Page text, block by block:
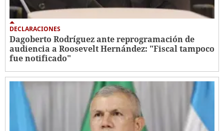
DECLARACIONES
Dagoberto Rodríguez ante reprogramación de
audiencia a Roosevelt Hernández: "Fiscal tampoco
fue notificado"